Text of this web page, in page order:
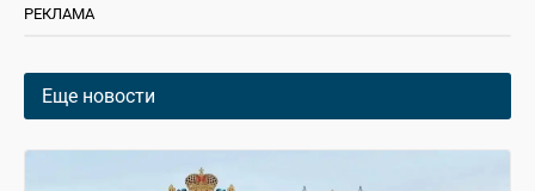
РЕКЛАМА
Еще новости